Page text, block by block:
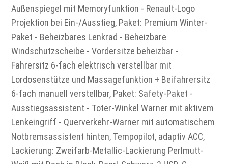
Außenspiegel mit Memoryfunktion - Renault-Logo
Projektion bei Ein-/Ausstieg, Paket: Premium Winter-
Paket - Beheizbares Lenkrad - Beheizbare
Windschutzscheibe - Vordersitze beheizbar -
Fahrersitz 6-fach elektrisch verstellbar mit
Lordosenstütze und Massagefunktion + Beifahrersitz
6-fach manuell verstellbar, Paket: Safety-Paket -
Ausstiegsassistent - Toter-Winkel Warner mit aktivem
Lenkeingriff - Querverkehr-Warner mit automatischem
Notbremsassistent hinten, Tempopilot, adaptiv ACC,
Lackierung: Zweifarb-Metallic-Lackierung Perlmutt-